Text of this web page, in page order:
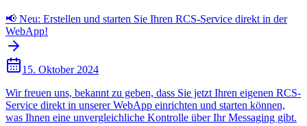
📢 Neu: Erstellen und starten Sie Ihren RCS-Service direkt in der
WebApp!
15. Oktober 2024
Wir freuen uns, bekannt zu geben, dass Sie jetzt Ihren eigenen RCS-
Service direkt in unserer WebApp einrichten und starten können,
was Ihnen eine unvergleichliche Kontrolle über Ihr Messaging gibt.